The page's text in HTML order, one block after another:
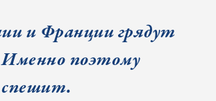
и Франции грядут
поэтому